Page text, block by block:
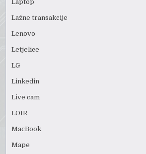
Laptop
Lažne transakcije
Lenovo
Letjelice
LG
Linkedin
Live cam
LOtR
MacBook
Mape